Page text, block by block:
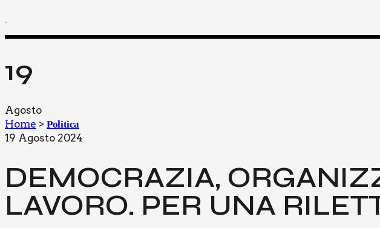
19
Agosto
Home > Politica
19 Agosto 2024
DEMO­CRA­ZIA,
LAVO­RO. PER UNA